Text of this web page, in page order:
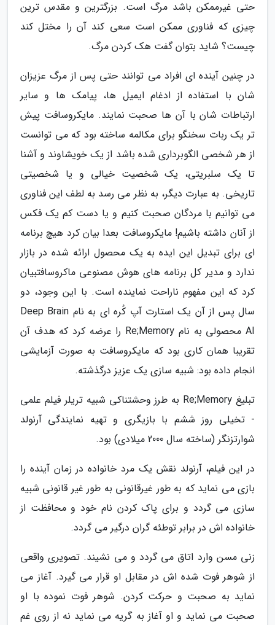
حتی غیرممکن باشد مرگ است. بزرگترین و مقدس ترین
چیزی که فناوری ممکن است سعی کند آن را مختل کند
چیست؟ شاید بتوان گفت هک کردن مرگ.
در چنین آینده ای افراد می توانند حتی پس از مرگ عزیزان
شان با استفاده از ادغام ایمیل ها، پیامک ها و سایر
ارتباطات شان با آن ها صحبت نمایند. مایکروسافت پیش
تر یک ربات سخنگو برای مکالمه ساخته بود که می توانست
از هر شخصی الگوبرداری شده باشد از یک خویشاوند و آشنا
تا یک سلبریتی، یک شخصیت خیالی و یا شخصیتی
تاریخی. به عبارت دیگر، به نظر می رسد به لطف این فناوری
می توانیم با مردگان صحبت کنیم و یا دست کم یک فکس
از آنان داشته باشیم! مایکروسافت بعدا بیان کرد هیچ برنامه
ای برای تبدیل این ایده به یک محصول ارائه شده در بازار
ندارد و مدیر کل برنامه های هوش مصنوعی ماکروسافتبیان
کرد که این مفهوم ناراحت نماینده است. با این وجود، دو
سال پس از آن یک استارت آپ کُره ای به نام Deep Brain
AI محصولی به نام Re;Memory را عرضه کرد که هدف آن
تقریبا همان کاری بود که مایکروسافت به صورت آزمایشی
انجام داده بود: شبیه سازی یک عزیز درگذشته.
تبلیغ Re;Memory به طرز وحشتناکی شبیه تریلر فیلم علمی
- تخیلی روز ششم با بازیگری و تهیه نمایندگی آرنولد
شوارتزنگر (ساخته سال 2000 میلادی) بود.
در این فیلم، آرنولد نقش یک مرد خانواده در زمان آینده را
بازی می نماید که به طور غیرقانونی به طور غیر قانونی شبیه
سازی می گردد و برای پاک کردن نام خود و محافظت از
خانواده اش در برابر توطئه گران درگیر می گردد.
زنی مسن وارد اتاق می گردد و می نشیند. تصویری واقعی
از شوهر فوت شده اش در مقابل او قرار می گیرد. آغاز می
نماید به صحبت و حرکت کردن. شوهر فوت نموده با او
صحبت می نماید و او آغاز به گریه می نماید نه از روی غم